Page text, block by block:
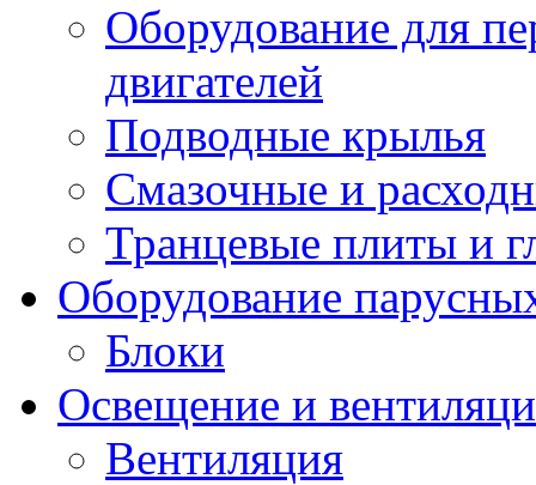
Оборудование для
двигателей
Подводные крылья
Смазочные и
Транцевые плиты и
Оборудование
Блоки
Освещение и
Вентиляция